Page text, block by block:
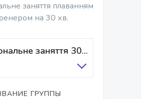
заняття плаванням
на 30 хв.
1 персональне заняття 30 хв/тренер
ГРУППЫ